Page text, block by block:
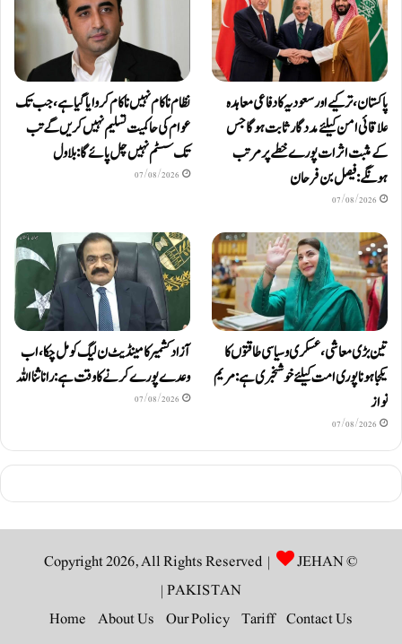
پاکستان، ترکیے اور سعودیہ کا دفاعی معاہدہ
علاقائی امن کیلئے مددگار ثابت ہوگا جس
کے مثبت اثرات پورے خطے پر مرتب
ہونگے: فیصل بن فرحان
07/08/2026
نظام ناکام نہیں ناکام کروایاگیا ہے، جب تک
عوام کی حاکمیت تسلیم نہیں کریں گے تب
تک سسٹم نہیں چل پائےگا: بلاول
07/08/2026
تین بڑی معاشی، عسکری و سیاسی طاقتوں کا
یکجا ہونا پوری امت کیلئے خوشخبری ہے: مریم
نواز
07/08/2026
آزاد کشمیر کا مینڈیٹ ن لیگ کو مل چکا، اب
وعدے پورے کرنے کا وقت ہے: رانا ثنا اللہ
07/08/2026
© Copyright 2026, All Rights Reserved |
JEHAN
PAKISTAN
|
Contact Us
Tariff
Our Policy
About Us
Home